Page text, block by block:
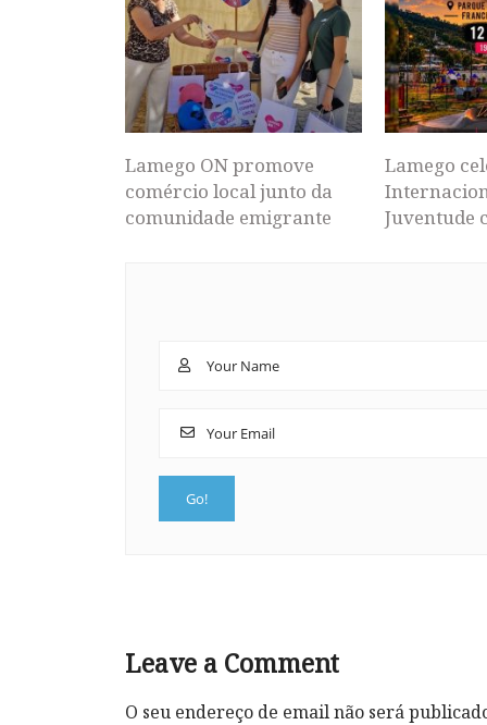
Lamego ON promove
comércio local junto da
comunidade emigrante
Lamego
Juventude
Leave a Comment
O seu endereço de email não será